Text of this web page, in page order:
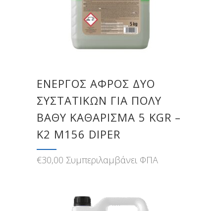
ΕΝΕΡΓΟΣ ΑΦΡΟΣ ΔΥΟ
ΣΥΣΤΑΤΙΚΩΝ ΓΙΑ ΠΟΛΥ
ΒΑΘΥ ΚΑΘΑΡΙΣΜΑ 5 KGR –
K2 M156 DIPER
€30,00 Συμπεριλαμβάνει ΦΠΑ